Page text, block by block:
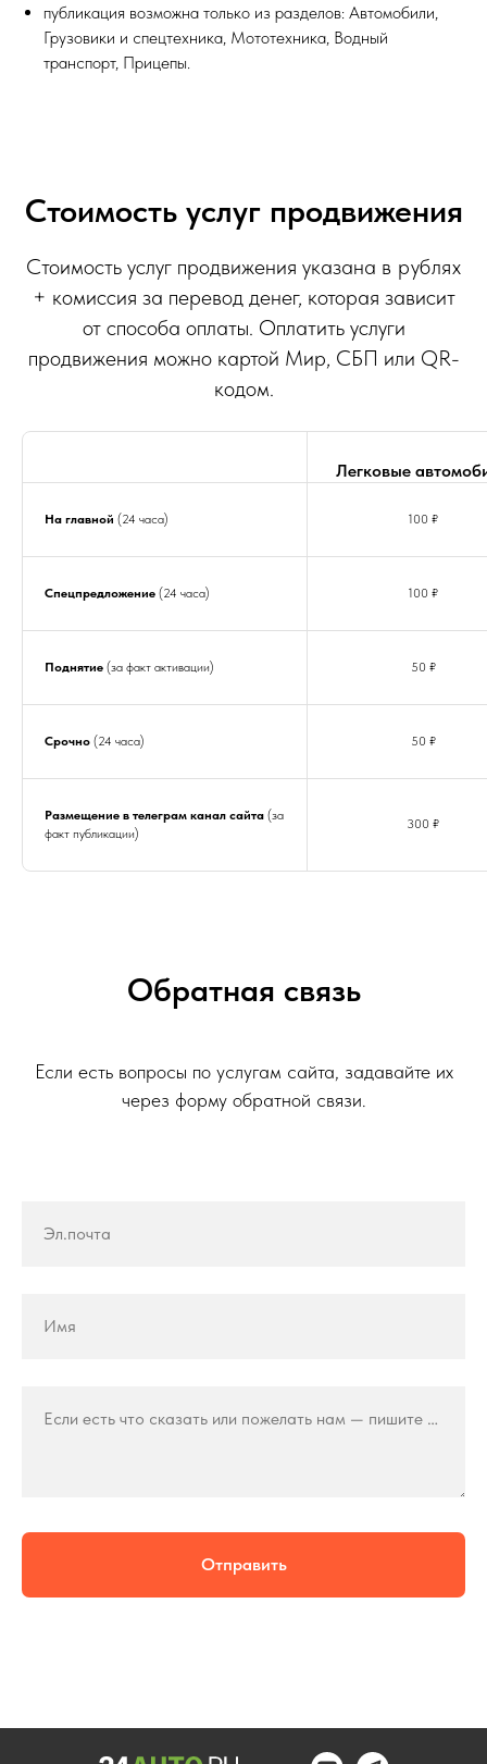
публикация возможна только из разделов: Автомобили,
Грузовики и спецтехника, Мототехника, Водный
транспорт, Прицепы.
Стоимость услуг продвижения
Стоимость услуг продвижения указана в рублях
+ комиссия за перевод денег, которая зависит
от способа оплаты. Оплатить услуги
продвижения можно картой Мир, СБП или QR-
кодом.
Легковые
На главной (24 часа) 100 ₽
Спецпредложение (24 часа) 100 ₽
Поднятие (за факт активации) 50 ₽
Срочно (24 часа) 50 ₽
Размещение в телеграм канал сайта (за
факт публикации)
300 ₽
Обратная связь
Если есть вопросы по услугам сайта, задавайте их
через форму обратной связи.
Эл.почта
Имя
Если есть что сказать или пожелать нам — пишите сюда
Отправить